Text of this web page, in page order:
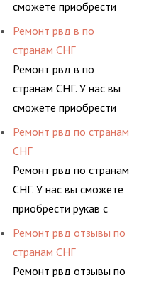
сможете приобрести
рукав с разными
фитингами и
комплектующими,
АДЫМ Инжиниринг
предлагает ремонт
давления. Ремонт
высококвалифицирован
помогут решить любую
сложную задачу.
Ремонт рвд в по
странам СНГ
Ремонт рвд в по
странам СНГ. У нас вы
сможете приобрести
рукав с разными
фитингами и
комплектующими,
АДЫМ Инжиниринг
предлагает ремонт
давления. Ремонт
шлангов производится
высококвалифицирован
Ремонт рвд по странам
СНГ
Ремонт рвд по странам
СНГ. У нас вы сможете
приобрести рукав с
разными фитингами и
комплектующими,
АДЫМ Инжиниринг
Ремонт рвд отзывы по
странам СНГ
Ремонт рвд отзывы по